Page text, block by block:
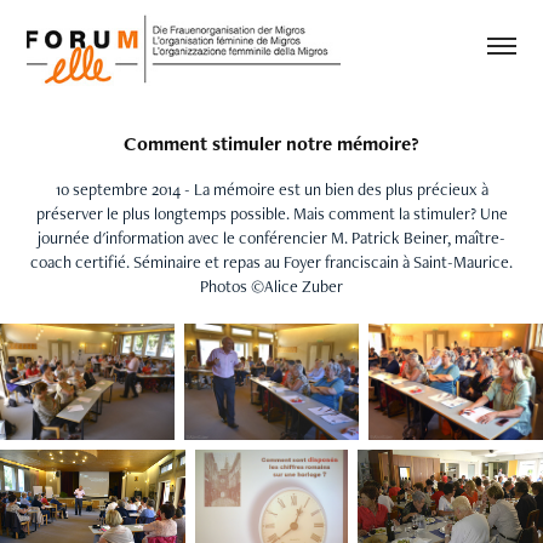
Comment stimuler notre mémoire?
10 septembre 2014 - La mémoire est un bien des plus précieux à
préserver le plus longtemps possible. Mais comment la stimuler? Une
journée d'information avec le conférencier M. Patrick Beiner, maître-
coach certifié. Séminaire et repas au Foyer franciscain à Saint-Maurice.
Photos ©Alice Zuber